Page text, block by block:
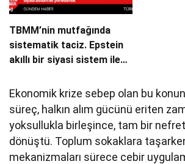
TBMM’nin mutfağında
sistematik taciz. Epstein
akıllı bir siyasi sistem ile
Ekonomik krize sebep olan bu
süreç, halkın alım gücünü eriten
yoksullukla birleşince, tam bir
dönüştü. Toplum sokaklara taşarken,
mekanizmaları sürece cebir